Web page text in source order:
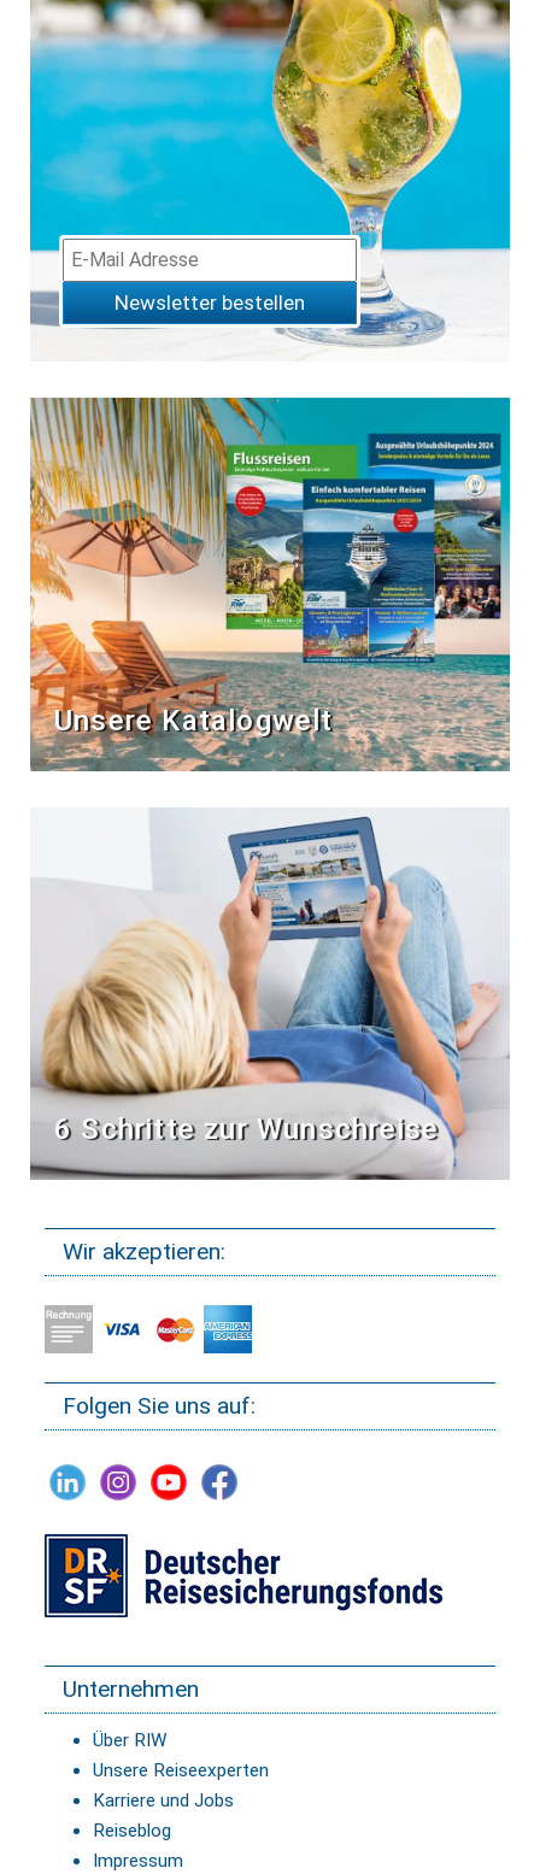
Newsletter bestellen
Unsere Katalogwelt
6 Schritte zur Wunschreise
Wir akzeptieren:
Folgen Sie uns auf:
Unternehmen
Über RIW
Unsere Reiseexperten
Karriere und Jobs
Reiseblog
Impressum